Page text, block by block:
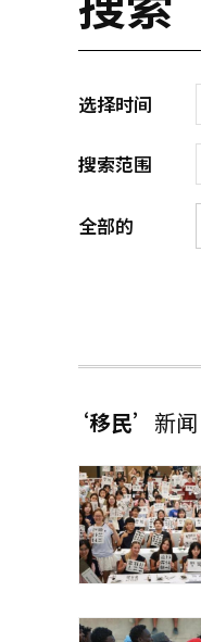
选择时间
搜索范围
全部的
‘移民’ 新闻